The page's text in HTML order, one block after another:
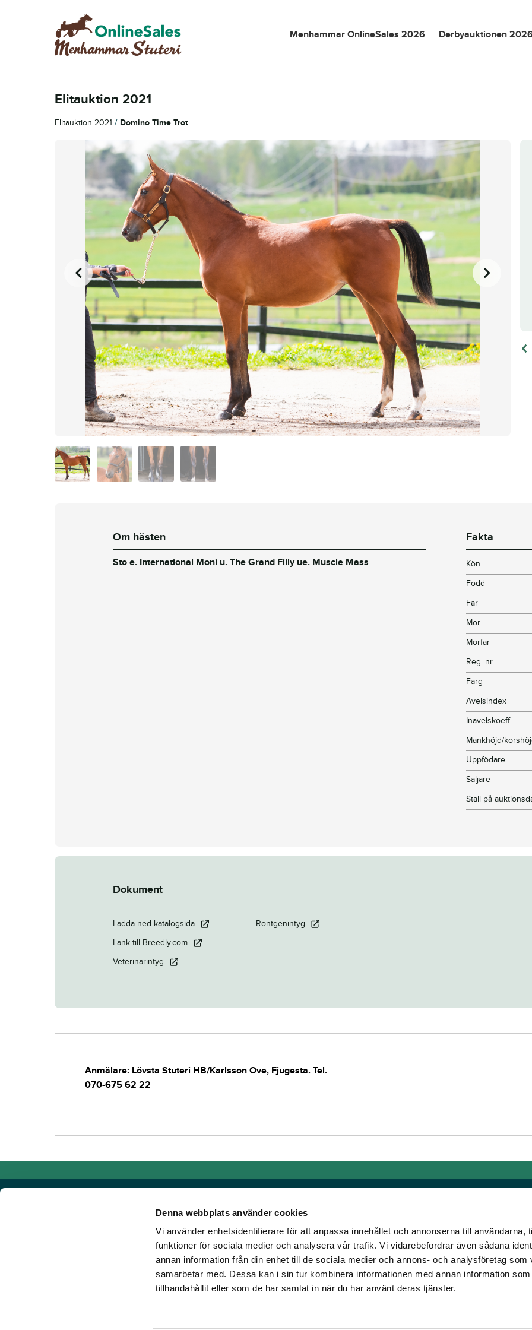
Denna webbplats använder cookies
Vi använder enhetsidentifierare för att anpassa innehållet och annonserna till användarna,
funktioner för sociala medier och analysera vår trafik. Vi vidarebefordrar även sådana
annan information från din enhet till de sociala medier och annons- och analysföretag som
samarbetar med. Dessa kan i sin tur kombinera informationen med annan information
tillhandahållit eller som de har samlat in när du har använt deras tjänster.
Hoppa
till
navigering
Hoppa
till
innehåll
Menhammar OnlineSales 2026 Derbyauktionen
Elitauktion 2021
Elitauktion 2021 / Domino Time Trot
Om hästen
Sto e. International Moni u. The Grand Filly ue. Muscle Mass
Fakta
Kön
Född
Far
Mor
Morfar
Reg. nr.
Färg
Avelsindex
Inavelskoeff.
Mankhöjd/
Uppfödare
Säljare
Stall på
Dokument
Ladda ned katalogsida
Länk till Breedly.com
Veterinärintyg
Röntgenintyg
Anmälare: Lövsta Stuteri HB/Karlsson Ove, Fjugesta. Tel.
070-675 62 22
Powered by TR Media
Hos TR Media finns Sveriges främsta varumärken för dig som älskar trav!
Sedan starten 1932, då tidningen Travronden grundades, har vi skapat en
Länkar
Allmänna auktionsvillkor
Mobilvy